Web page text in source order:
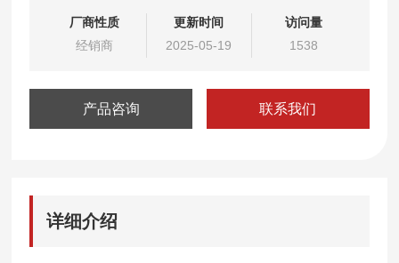
厂商性质
经销商
更新时间
2025-05-19
访问量
1538
产品咨询 联系我们
详细介绍